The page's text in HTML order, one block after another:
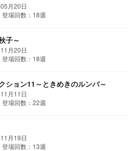
月20日
場回数：18週
子～
月20日
場回数：18週
ション11～ときめきのルンバ～
月11日
場回数：22週
月19日
場回数：13週